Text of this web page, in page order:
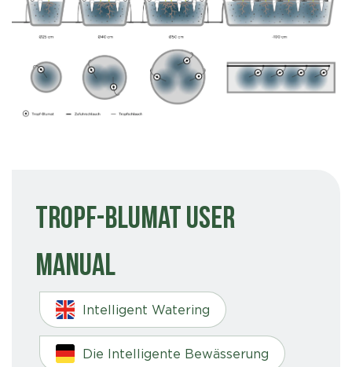
Tropf-Blumat User
Manual
Intelligent Watering
Die Intelligente Bewässerung